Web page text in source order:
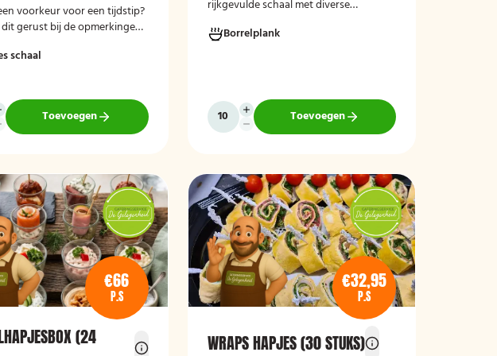
voorkeur voor een tijdstip?
gerust bij de opmerkingen
schaal
Toevoegen
rijkgevulde schaal met diverse
ideaal voor feestjes, recepties,
lekkernijen die direct klaar zijn om te
serveren en geschikt zijn voor gasten
die bewust of volledig vegetarisch
Borrelplank
Toevoegen
€66
P.S
(24
€32,95
P.S
WRAPS HAPJES (30 STUKS)